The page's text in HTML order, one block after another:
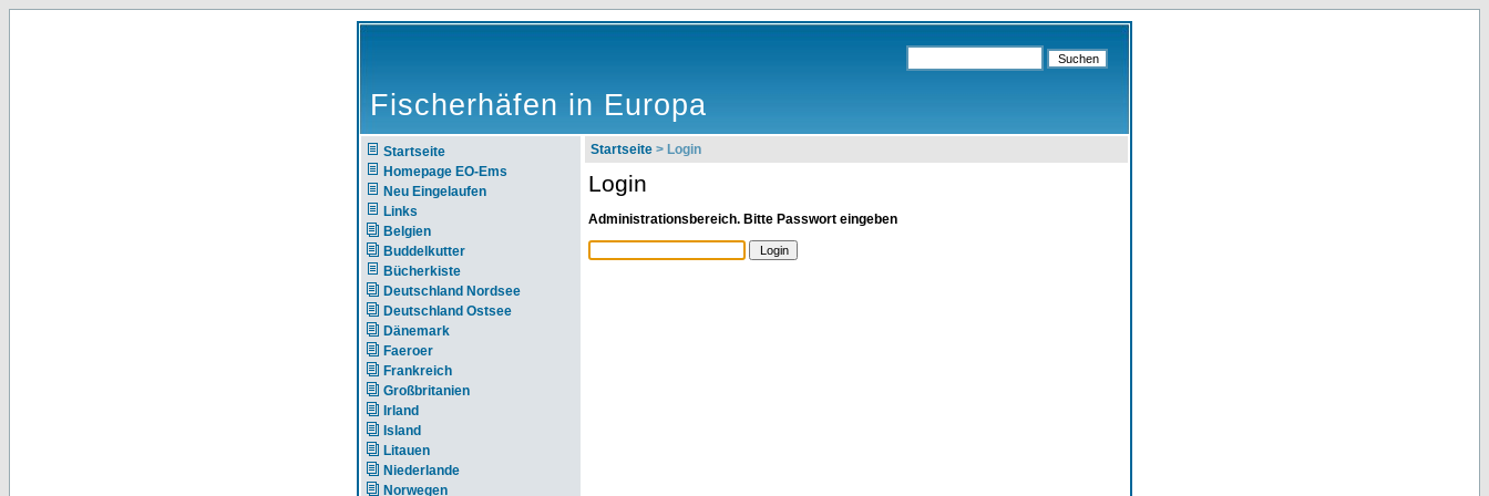
Fischerhäfen in Europa
Startseite
Homepage EO-Ems
Neu Eingelaufen
Links
Belgien
Buddelkutter
Bücherkiste
Deutschland Nordsee
Deutschland Ostsee
Dänemark
Faeroer
Frankreich
Großbritanien
Irland
Island
Litauen
Niederlande
Norwegen
Startseite > Login
Login
Administrationsbereich. Bitte Passwort eingeben